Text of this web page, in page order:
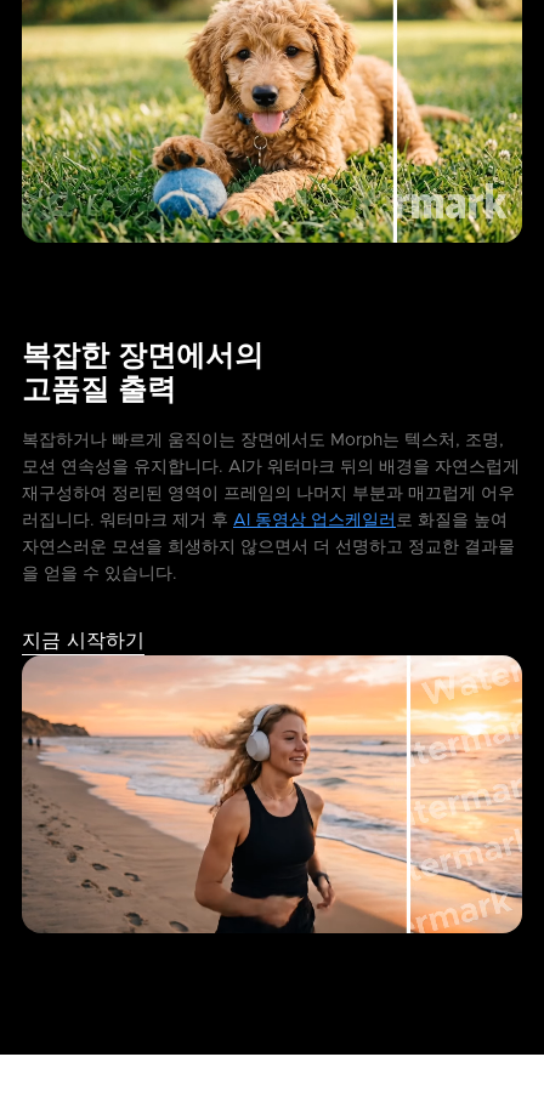
복잡한 장면에서의
고품질 출력
복잡하거나 빠르게 움직이는 장면에서도 Morph는 텍스처, 조명,
모션 연속성을 유지합니다. AI가 워터마크 뒤의 배경을 자연스럽게
재구성하여 정리된 영역이 프레임의 나머지 부분과 매끄럽게 어우
러집니다. 워터마크 제거 후 AI 동영상 업스케일러 로 화질을 높여
자연스러운 모션을 희생하지 않으면서 더 선명하고 정교한 결과물
을 얻을 수 있습니다.
지금 시작하기